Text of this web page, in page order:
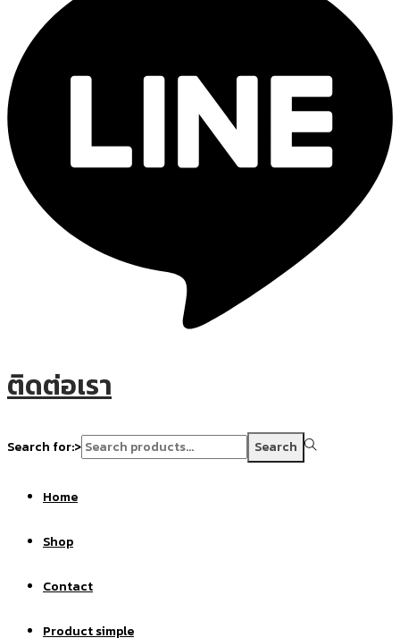
ติดต่อเรา
Search for:> Search
Home
Shop
Contact
Product simple